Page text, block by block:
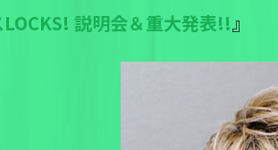
LOCKS! 説明会＆重大発表!!』